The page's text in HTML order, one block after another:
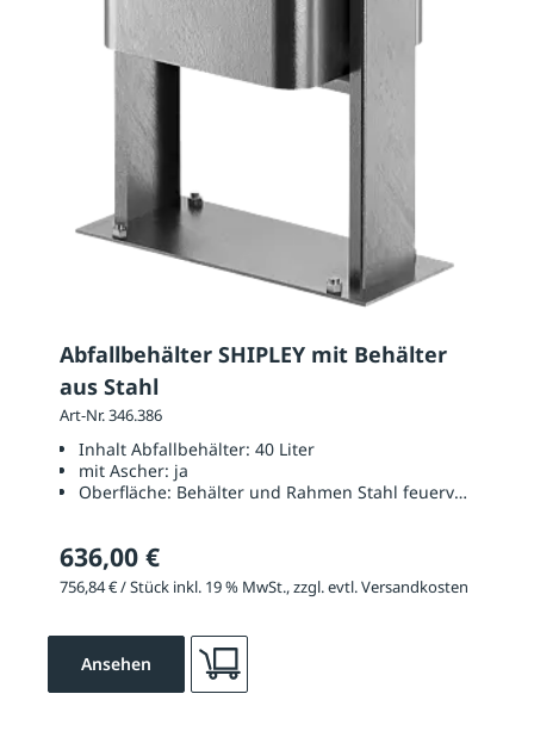
Abfallbehälter SHIPLEY mit Behälter
aus Stahl
Art-Nr. 346.386
Inhalt Abfallbehälter: 40 Liter
mit Ascher: ja
Oberfläche: Behälter und Rahmen Stahl feuerverzinkt
636,00 €
756,84 € / Stück inkl. 19 % MwSt., zzgl. evtl. Versandkosten
Ansehen